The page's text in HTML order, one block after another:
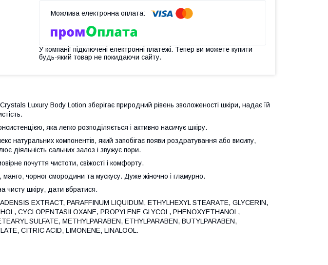
У компанії підключені електронні платежі. Тепер ви можете купити
будь-який товар не покидаючи сайту.
Luxury Body Lotion зберігає природний рівень зволоженості шкіри, надає їй
яка легко розподіляється і активно насичує шкіру.
натуральних компонентів, який запобігає появи роздратування або висипу,
діяльність сальних залоз і звужує пори.
почуття чистоти, свіжості і комфорту.
чорної смородини та мускусу. Дуже жіночно і гламурно.
чисту шкіру, дати вбратися.
EXTRACT, PARAFFINUM LIQUIDUM, ETHYLHEXYL STEARATE, GLYCERIN,
CYCLOPENTASILOXANE, PROPYLENE GLYCOL, PHENOXYETHANOL,
SULFATE, METHYLPARABEN, ETHYLPARABEN, BUTYLPARABEN,
CITRIC ACID, LIMONENE, LINALOOL.